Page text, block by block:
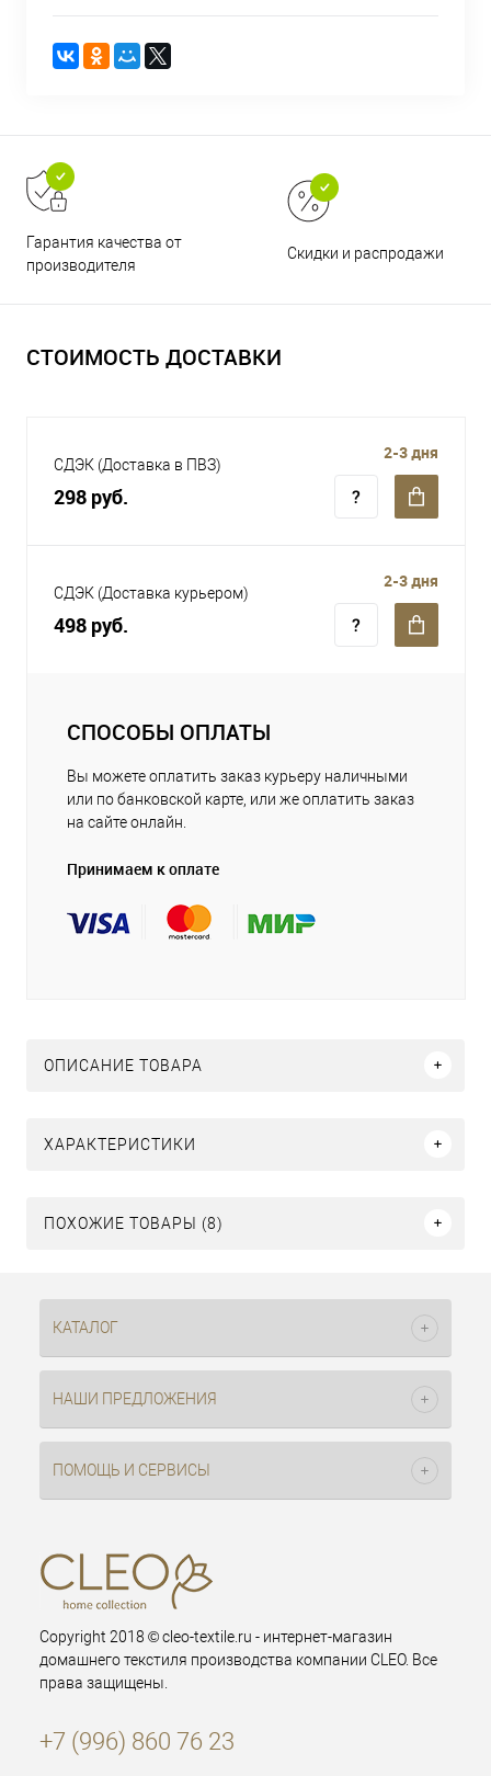
Гарантия качества от
производителя
Скидки и распродажи
СТОИМОСТЬ ДОСТАВКИ
СДЭК (Доставка в ПВЗ)
298 руб.
2-3 дня
СДЭК (Доставка курьером)
498 руб.
2-3 дня
СПОСОБЫ ОПЛАТЫ
Вы можете оплатить заказ курьеру наличными
или по банковской карте, или же оплатить заказ
на сайте онлайн.
Принимаем к оплате
ОПИСАНИЕ ТОВАРА
ХАРАКТЕРИСТИКИ
ПОХОЖИЕ ТОВАРЫ (8)
КАТАЛОГ
НАШИ ПРЕДЛОЖЕНИЯ
ПОМОЩЬ И СЕРВИСЫ
Copyright 2018 © cleo-textile.ru - интернет-магазин
домашнего текстиля производства компании CLEO. Все
права защищены.
+7 (996) 860 76 23